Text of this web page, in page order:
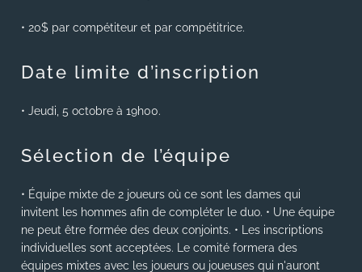
• 20$ par compétiteur et par compétitrice.
Date limite d’inscription
• Jeudi, 5 octobre à 19h00.
Sélection de l’équipe
• Équipe mixte de 2 joueurs où ce sont les dames qui
invitent les hommes afin de compléter le duo. • Une équipe
ne peut être formée des deux conjoints. • Les inscriptions
individuelles sont acceptées. Le comité formera des
équipes mixtes avec les joueurs ou joueuses qui n'auront